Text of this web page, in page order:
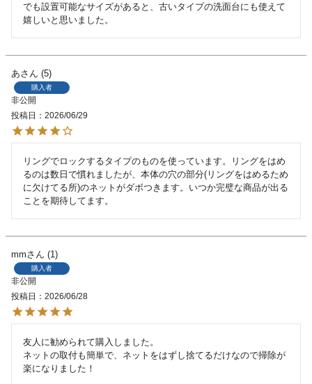
でも設置可能なサイズがあると、古いタイプの洗面台にも使えて
嬉しいと思いました。
あ 5
購入者
非公開
投稿日
2026/06/29
リングでロックするタイプのものを使っています。リングをはめ
るのは数日で慣れましたが、本体の穴の部分(リングをはめるため
に欠けてる所)のネットがダボつきます。いつか完璧な商品が出る
ことを期待してます。
mm 1
購入者
非公開
投稿日
2026/06/28
友人に勧められて購入しました。
ネットの取付も簡単で、ネットをはずし捨てるだけなので掃除が
楽になりました！